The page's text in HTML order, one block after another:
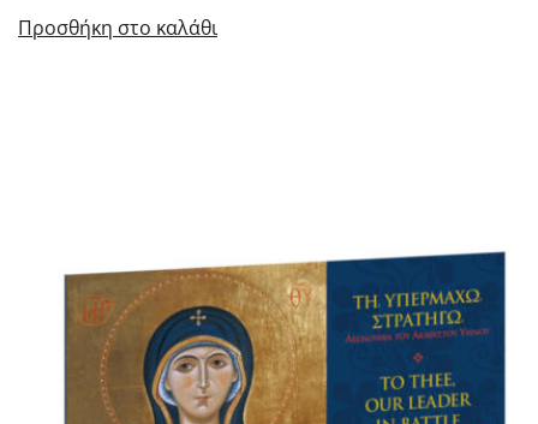
Προσθήκη στο καλάθι